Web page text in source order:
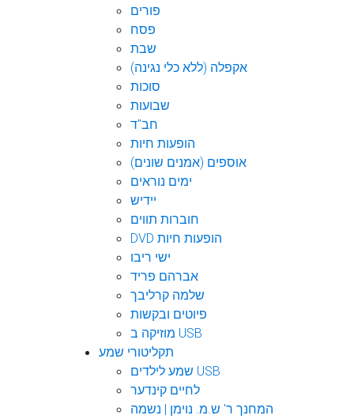
פורים
פסח
שבת
אקפלה (ללא כלי נגינה)
סוכות
שבועות
חב"ד
הופעות חיות
אוספים (אמנים שונים)
ימים נוראים
יידיש
חוברות תווים
DVD הופעות חיות
ישי ריבו
אברהם פריד
שלמה קרליבך
פיוטים ובקשות
מוזיקה ב USB
תקליטורי שמע
שמע לילדים USB
לחיים קינדער
המחנך ר' ש.מ. נוימן | נשמה